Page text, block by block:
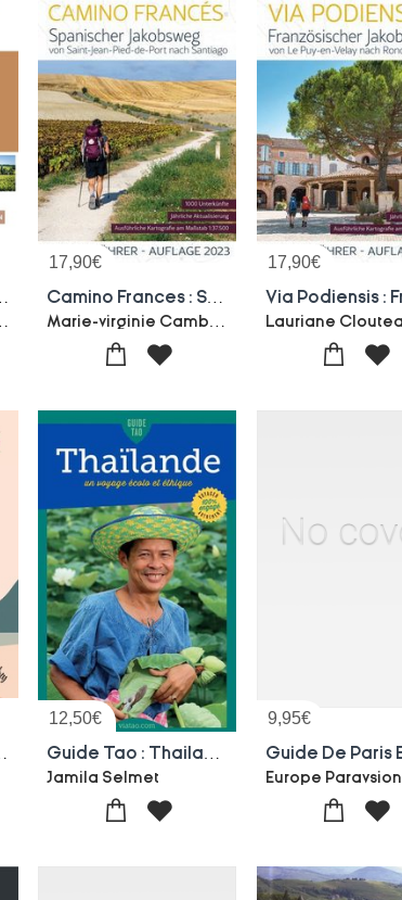
17,90€ 17,90€
12,50€
Jamila Selmet
9,95€
Europe Paravsion